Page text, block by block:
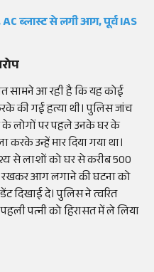
ब्लास्ट से लगी आग, पूर्व IAS
सामने आ रही है कि यह कोई
की गई हत्या थी। पुलिस जांच
के लोगों पर पहले उनके घर के
करके उन्हें मार दिया गया था।
से लाशों को घर से करीब 500
रखकर आग लगाने की घटना को
दिखाई दे। पुलिस ने त्वरित
पत्नी को हिरासत में ले लिया